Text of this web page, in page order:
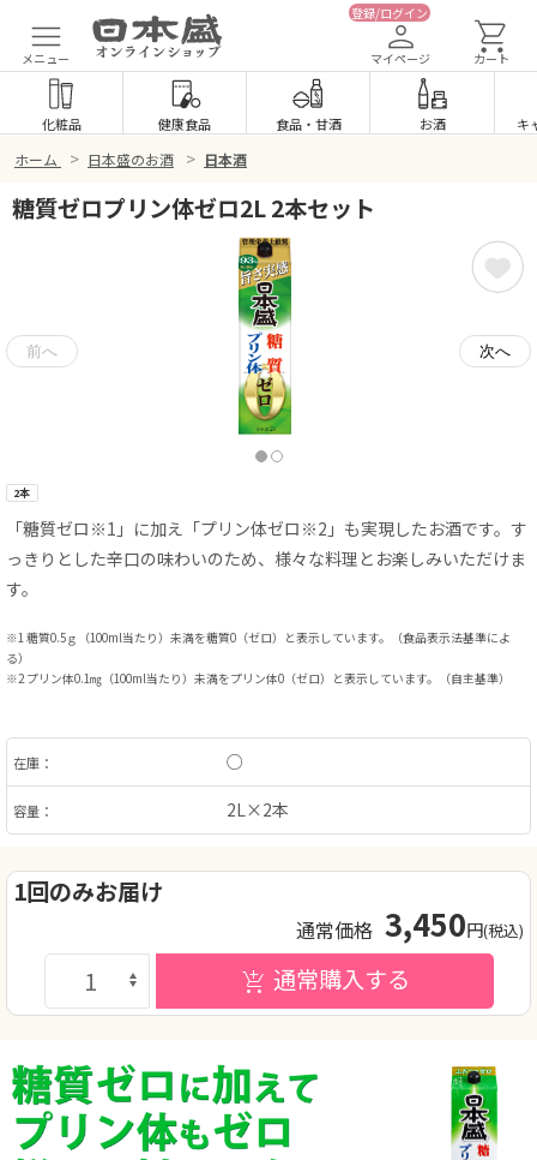
メニュー
登録/ログイン
マイページ カート
化粧品 健康食品 食品・ 甘酒 お酒 キ
ホーム > 日本盛のお酒 > 日本酒
糖質ゼロプリン体ゼロ2L 2本セット
2本
「糖質ゼロ ※1 」に加え「プリン体ゼロ ※2 」も実現したお酒です。す
っきりとした辛口の味わいのため、様々な料理とお楽しみいただけま
す。
※1 糖質0.5ｇ（100ml当たり）未満を糖質0（ゼロ）と表示しています。（食品表示法基準によ
る）
※2 プリン体0.1㎎（100ml当たり）未満をプリン体0（ゼロ）と表示しています。（自主基準）
在庫： ○
容量： 2L×2本
1回のみお届け
通常価格 3,450円(税込)
通常購入する